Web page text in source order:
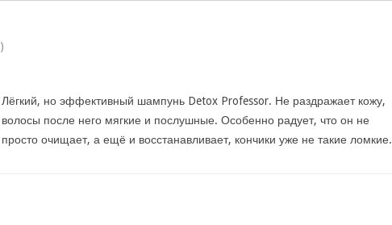
)
Лёгкий, но эффективный шампунь Detox Professor. Не раздражает кожу,
волосы после него мягкие и послушные. Особенно радует, что он не
просто очищает, а ещё и восстанавливает, кончики уже не такие ломкие.